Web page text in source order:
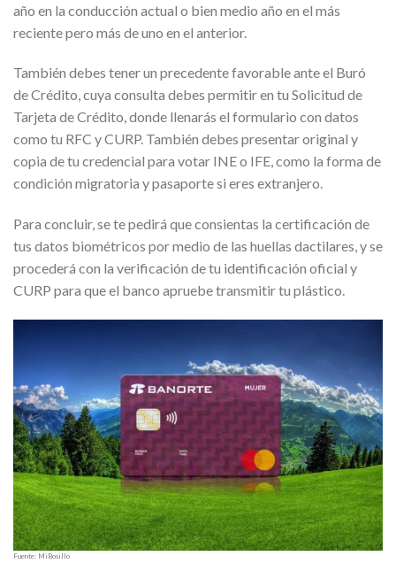
año en la conducción actual o bien medio año en el más
reciente pero más de uno en el anterior.
También debes tener un precedente favorable ante el Buró
de Crédito, cuya consulta debes permitir en tu Solicitud de
Tarjeta de Crédito, donde llenarás el formulario con datos
como tu RFC y CURP. También debes presentar original y
copia de tu credencial para votar INE o IFE, como la forma de
condición migratoria y pasaporte si eres extranjero.
Para concluir, se te pedirá que consientas la certificación de
tus datos biométricos por medio de las huellas dactilares, y se
procederá con la verificación de tu identificación oficial y
CURP para que el banco apruebe transmitir tu plástico.
Fuente: MiBosillo